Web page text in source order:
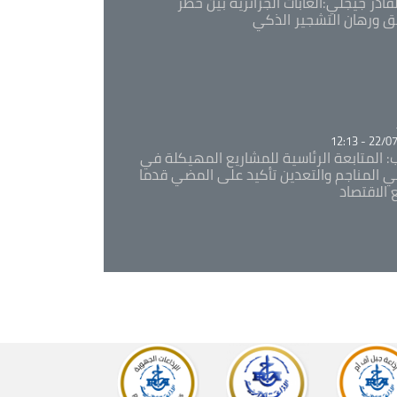
ورهان التشجير الذكي
22/07/
المتابعة الرئاسية للمشاريع المهيكلة في
المناجم والتعدين تأكيد على المضي قدما
الاقتصاد